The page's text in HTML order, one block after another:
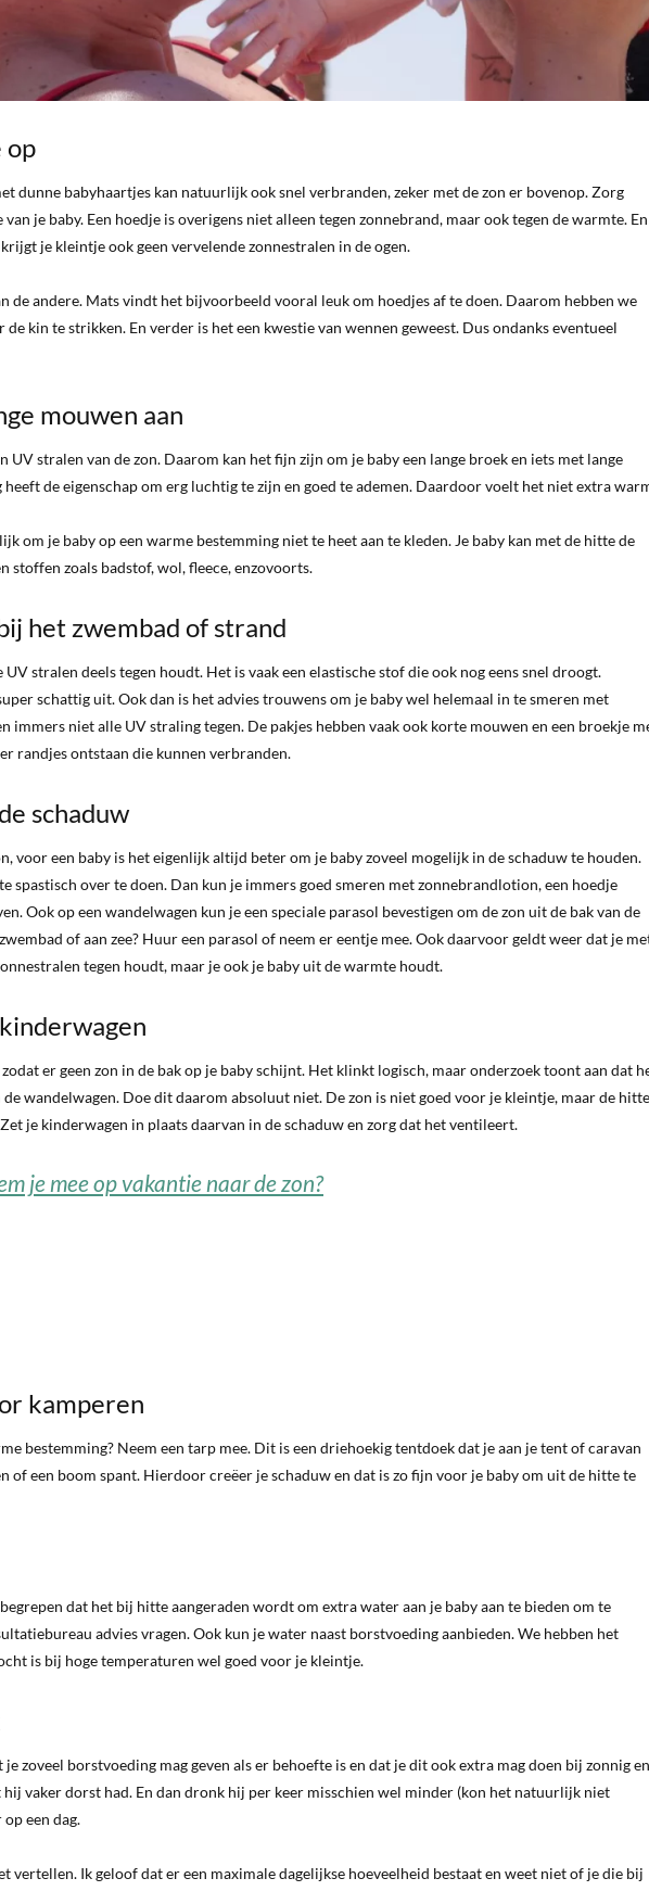
op
dunne babyhaartjes kan natuurlijk ook snel verbranden, zeker met de zon er bovenop. Zorg
je baby. Een hoedje is overigens niet alleen tegen zonnebrand, maar ook tegen de warmte. En
je kleintje ook geen vervelende zonnestralen in de ogen.
de andere. Mats vindt het bijvoorbeeld vooral leuk om hoedjes af te doen. Daarom hebben we
kin te strikken. En verder is het een kwestie van wennen geweest. Dus ondanks eventueel
mouwen aan
UV stralen van de zon. Daarom kan het fijn zijn om je baby een lange broek en iets met lange
de eigenschap om erg luchtig te zijn en goed te ademen. Daardoor voelt het niet extra
om je baby op een warme bestemming niet te heet aan te kleden. Je baby kan met de hitte de
zoals badstof, wol, fleece, enzovoorts.
het zwembad of strand
UV stralen deels tegen houdt. Het is vaak een elastische stof die ook nog eens snel droogt.
schattig uit. Ook dan is het advies trouwens om je baby wel helemaal in te smeren met
immers niet alle UV straling tegen. De pakjes hebben vaak ook korte mouwen en een broekje
randjes ontstaan die kunnen verbranden.
schaduw
voor een baby is het eigenlijk altijd beter om je baby zoveel mogelijk in de schaduw te houden.
spastisch over te doen. Dan kun je immers goed smeren met zonnebrandlotion, een hoedje
Ook op een wandelwagen kun je een speciale parasol bevestigen om de zon uit de bak van de
of aan zee? Huur een parasol of neem er eentje mee. Ook daarvoor geldt weer dat je
tegen houdt, maar je ook je baby uit de warmte houdt.
er geen zon in de bak op je baby schijnt. Het klinkt logisch, maar onderzoek toont aan dat
wandelwagen. Doe dit daarom absoluut niet. De zon is niet goed voor je kleintje, maar de hitte
je kinderwagen in plaats daarvan in de schaduw en zorg dat het ventileert.
je mee op vakantie naar de zon?
kamperen
bestemming? Neem een tarp mee. Dit is een driehoekig tentdoek dat je aan je tent of caravan
of een boom spant. Hierdoor creëer je schaduw en dat is zo fijn voor je baby om uit de hitte te
dat het bij hitte aangeraden wordt om extra water aan je baby aan te bieden om te
advies vragen. Ook kun je water naast borstvoeding aanbieden. We hebben het
is bij hoge temperaturen wel goed voor je kleintje.
zoveel borstvoeding mag geven als er behoefte is en dat je dit ook extra mag doen bij zonnig en
vaker dorst had. En dan dronk hij per keer misschien wel minder (kon het natuurlijk niet
een dag.
vertellen. Ik geloof dat er een maximale dagelijkse hoeveelheid bestaat en weet niet of je die bij